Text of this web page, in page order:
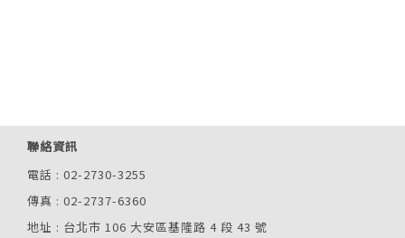
聯絡資訊
電話 : 02-2730-3255
傳真 : 02-2737-6360
地址 : 台北市 106 大安區基隆路 4 段 43 號